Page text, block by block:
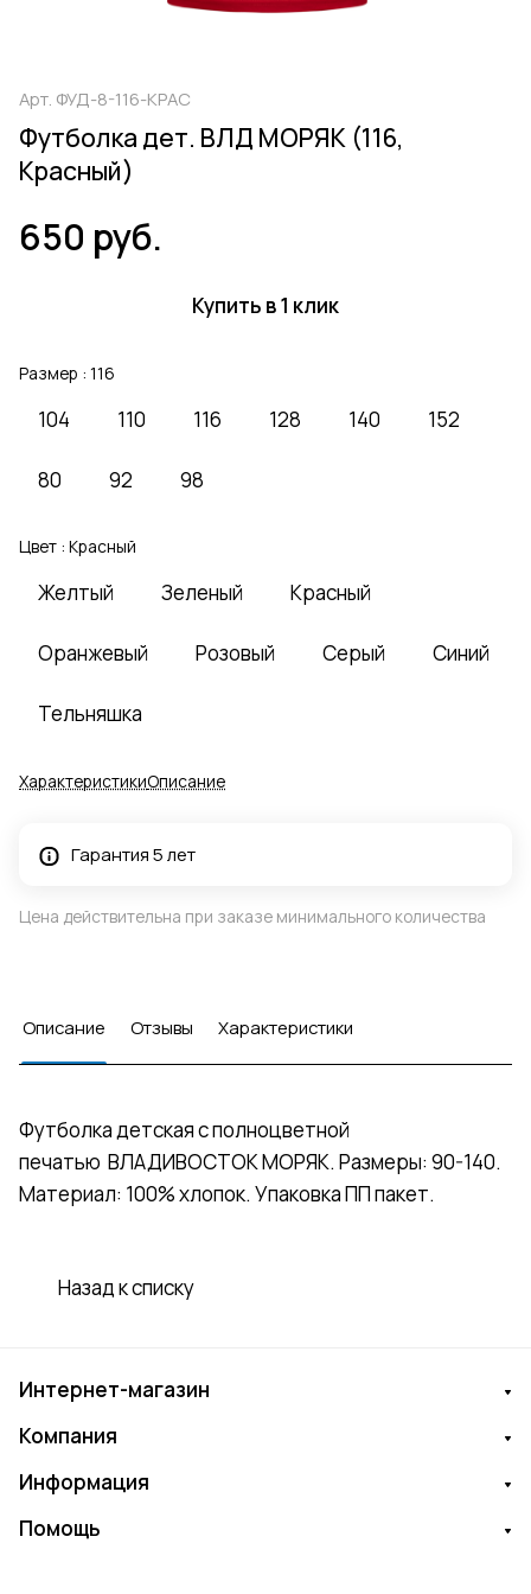
Арт. ФУД-8-116-КРАС
Футболка дет. ВЛД МОРЯК (116,
Красный)
650 руб.
Купить в 1 клик
Размер : 116
104 110 116 128 140 152
80 92 98
Цвет : Красный
Желтый Зеленый Красный
Оранжевый Розовый Серый Синий
Тельняшка
ХарактеристикиОписание
Гарантия 5 лет
Цена действительна при заказе минимального количества
Описание Отзывы Характеристики
Футболка детская с полноцветной
печатью ВЛАДИВОСТОК МОРЯК. Размеры: 90-140.
Материал: 100% хлопок. Упаковка ПП пакет.
Назад к списку
Интернет-магазин
Компания
Информация
Помощь